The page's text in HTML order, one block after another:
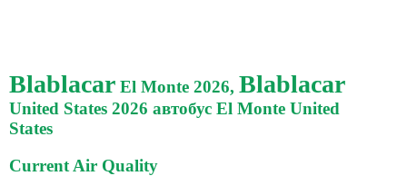
Blablacar El Monte 2026, Blablacar
United States 2026 автобус El Monte United
States
Current Air Quality